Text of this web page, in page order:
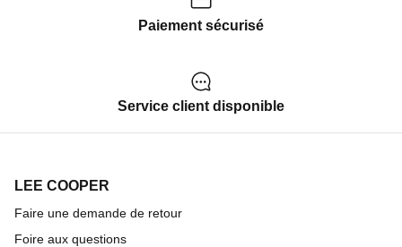
Paiement sécurisé
Service client disponible
LEE COOPER
Faire une demande de retour
Foire aux questions